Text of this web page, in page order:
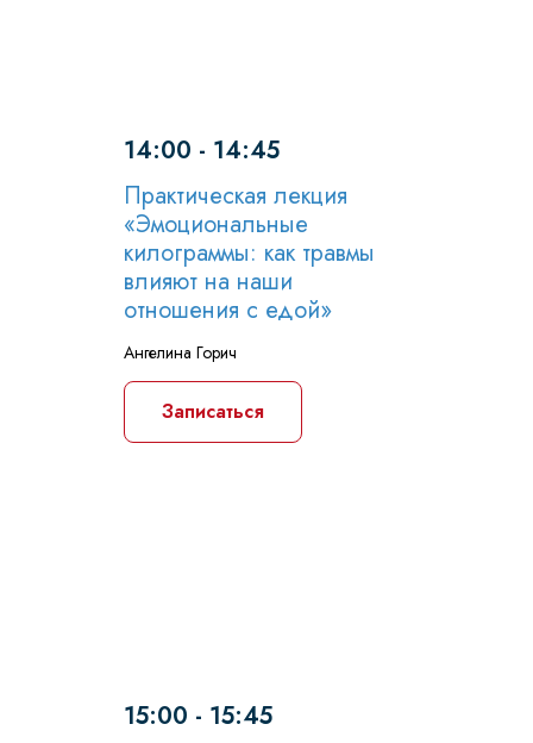
14:00 - 14:45
Практическая лекция
«Эмоциональные
килограммы: как травмы
влияют на наши
отношения с едой»
Ангелина Горич
Записаться
15:00 - 15:45